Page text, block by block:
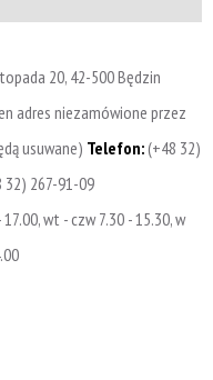
20, 42-500 Będzin
adres niezamówione przez
usuwane) Telefon:(+48 32)
267-91-09
wt - czw 7.30 - 15.30, w